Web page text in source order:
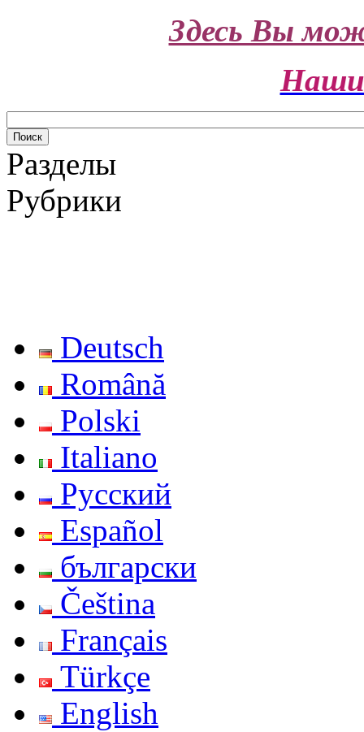
Здесь Вы
Наши
Разделы
Рубрики
Deutsch
Română
Polski
Italiano
Русский
Español
български
Čeština
Français
Türkçe
English